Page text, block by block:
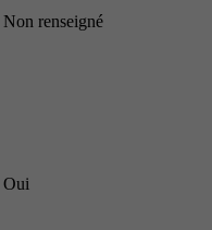
Non renseigné
Oui